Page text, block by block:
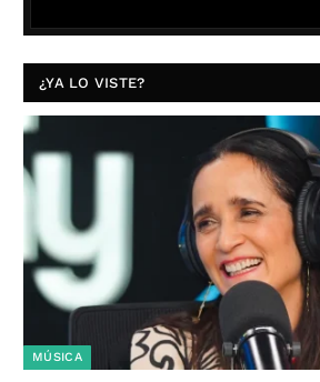
¿YA LO VISTE?
MÚSICA